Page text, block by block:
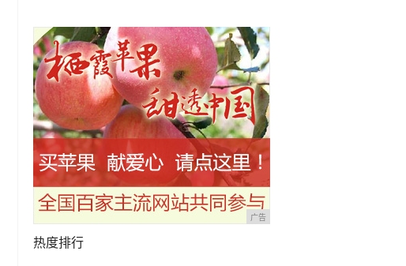
形象，热巴让人看呆了
广告
热度排行